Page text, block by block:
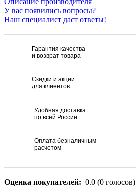
У вас появились вопросы?
Наш специалист даст ответы!
Гарантия качества
и возврат товара
Скидки и акции
для клиентов
Удобная доставка
по всей России
Оплата безналичным
расчетом
Оценка покупателей: 0.0 (0 голосов)